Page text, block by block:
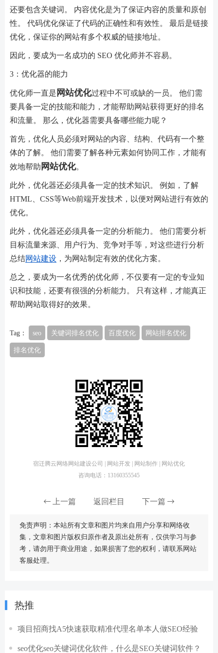
还要包含关键词。 内容优化是为了保证内容的质量和原创
性。 代码优化保证了代码的正确性和有效性。 最后是链接
优化，保证你的网站有多个权威的链接地址。
因此，要成为一名成功的 SEO 优化师并不容易。
3：优化器的能力
优化师一直是 网站优化过程中不可或缺的一员。 他们需
要具备一定的技能和能力，才能帮助网站获得更好的排名
和流量。 那么，优化器需要具备哪些能力呢？
首先，优化人员必须对网站的内容、结构、代码有一个整
体的了解。 他们需要了解各种元素如何协同工作，才能有
效地帮助 网站优化。
此外，优化器还必须具备一定的技术知识。 例如，了解
HTML、CSS等Web前端开发技术，以便对网站进行有效的
优化。
此外，优化器还必须具备一定的分析能力。 他们需要分析
目标流量来源、用户行为、竞争对手等，对这些进行分析
总结网站建设 ，为网站制定有效的优化方案。
总之，要成为一名优秀的优化师，不仅要有一定的专业知
识和技能，还要有很强的分析能力。 只有这样，才能真正
帮助网站取得好的效果。
Tag： seo 关键词排名优化 百度优化 网站排名优化
排名优化
宿迁腾云网络网站建设公司 | 网站开发 | 网站制作 | 网站优化
咨询电话：13160355545
上一篇 返回栏目 下一篇
免责声明：本站所有文章和图片均来自用户分享和网络收
集，文章和图片版权归原作者及原出处所有，仅供学习与参
考，请勿用于商业用途，如果损害了您的权利，请联系网站
客服处理。
热推
项目招商找A5快速获取精准代理名单本人做SEO经验
seo优化seo关键词优化软件，什么是SEO关键词软件？